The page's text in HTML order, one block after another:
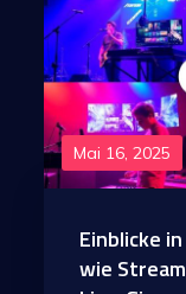
Mai 16, 2025
Einblicke
wie